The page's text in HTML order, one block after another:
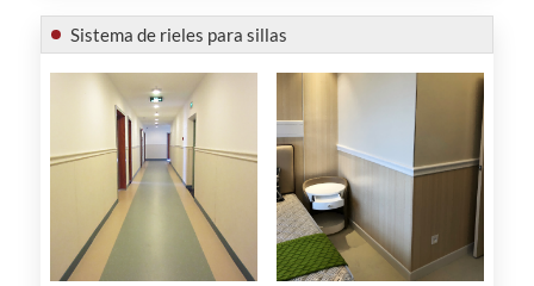
Sistema de rieles para sillas